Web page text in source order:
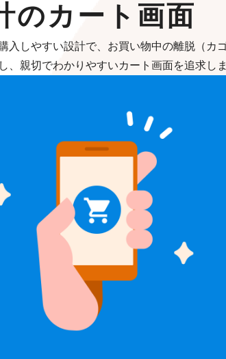
のカート画面
入しやすい設計で、お買い物中の離脱（カ
、親切でわかりやすいカート画面を追求しま